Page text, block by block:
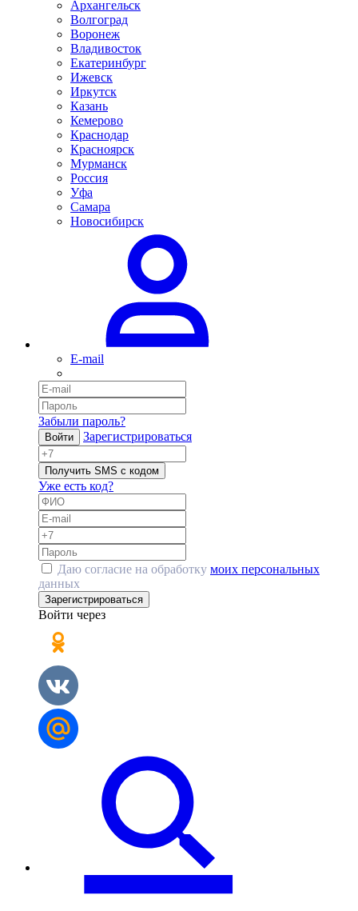
Архангельск
Волгоград
Воронеж
Владивосток
Екатеринбург
Ижевск
Иркутск
Казань
Кемерово
Краснодар
Красноярск
Мурманск
Россия
Уфа
Самара
Новосибирск
E-mail
Забыли пароль?
Войти Зарегистрироваться
Получить SMS с кодом
Уже есть код?
Даю согласие на обработку моих персональных
данных
Зарегистрироваться
Войти через